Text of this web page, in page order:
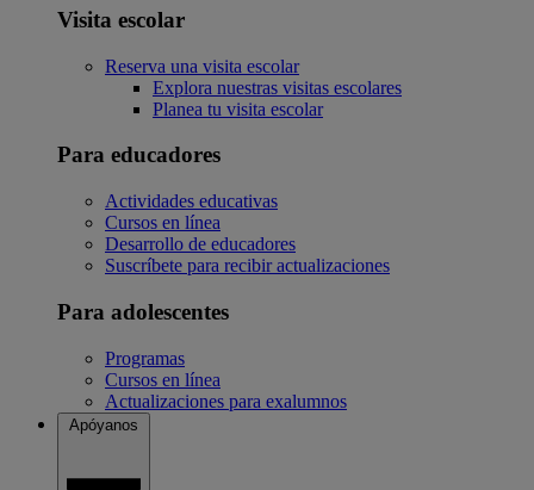
Visita escolar
Reserva una visita escolar
Explora nuestras visitas escolares
Planea tu visita escolar
Para educadores
Actividades educativas
Cursos en línea
Desarrollo de educadores
Suscríbete para recibir actualizaciones
Para adolescentes
Programas
Cursos en línea
Actualizaciones para exalumnos
Apóyanos